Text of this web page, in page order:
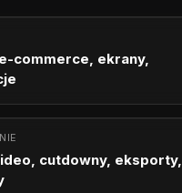
commerce, ekrany,
cutdowny, eksporty,